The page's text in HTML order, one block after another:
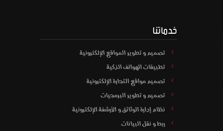
خدماتنا
تصميم و تطوير المواقع الإلكترونية
تطبيقات الهواتف الذكية
تصميم مواقع التجارة الإلكترونية
تصميم و تطوير البرمجيات
نظام إدارة الوثائق و الأرشفة الإلكترونية
ربط و نقل البيانات